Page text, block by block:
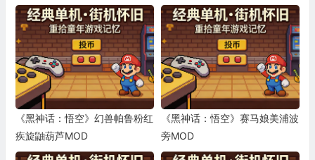
《黑神话：悟空》幻兽帕鲁粉红
疾旋鼬葫芦MOD
《黑神话：悟空》赛马娘美浦波
旁MOD